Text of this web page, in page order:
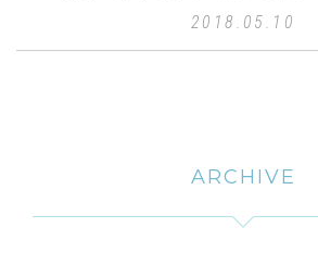
2018.05.10
ARCHIVE